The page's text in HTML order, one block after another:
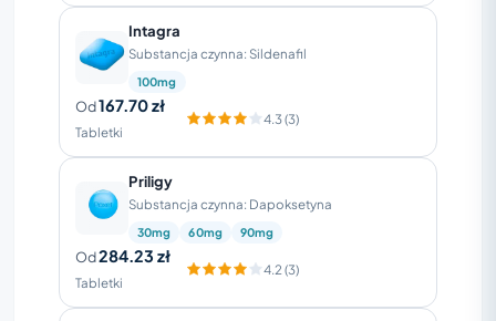
Intagra
Substancja czynna: Sildenafil
100mg
Od167.70 zł
Tabletki
4.3 (3)
Priligy
Substancja czynna: Dapoksetyna
30mg 60mg 90mg
Od284.23 zł
Tabletki
4.2 (3)